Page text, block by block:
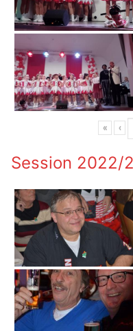
« ‹
Session 2022/